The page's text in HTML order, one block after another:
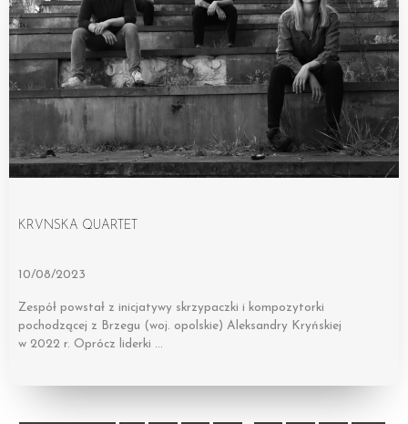
KRVNSKA QUARTET
10/08/2023
Zespół powstał z inicjatywy skrzypaczki i kompozytorki
pochodzącej z Brzegu (woj. opolskie) Aleksandry Kryńskiej
w 2022 r. Oprócz liderki …